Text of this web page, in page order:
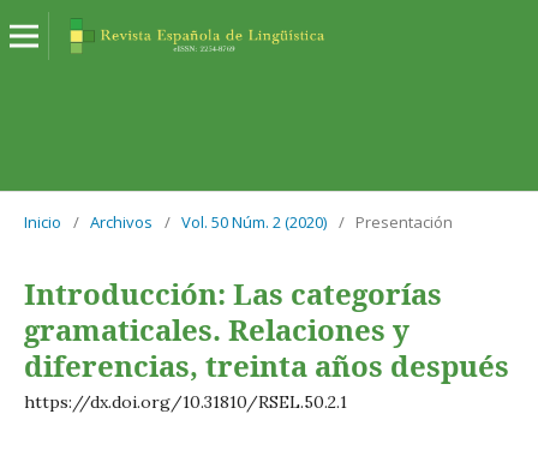
Inicio / Archivos / Vol. 50 Núm. 2 (2020) / Presentación
Introducción: Las categorías
gramaticales. Relaciones y
diferencias, treinta años después
https://dx.doi.org/10.31810/RSEL.50.2.1